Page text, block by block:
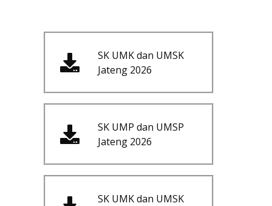
SK UMK dan UMSK
Jateng 2026
SK UMP dan UMSP
Jateng 2026
SK UMK dan UMSK